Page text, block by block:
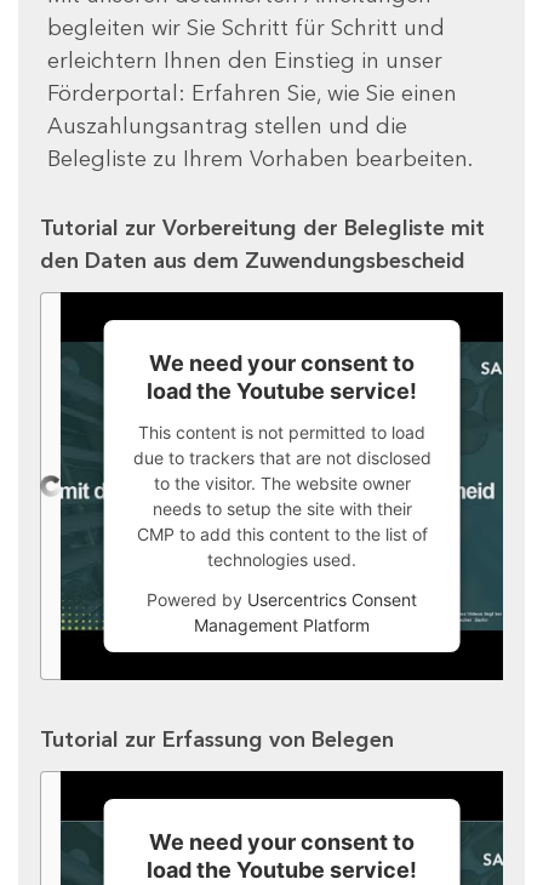
begleiten wir Sie Schritt für Schritt und
erleichtern Ihnen den Einstieg in unser
Förderportal: Erfahren Sie, wie Sie einen
Auszahlungsantrag stellen und die
Belegliste zu Ihrem Vorhaben bearbeiten.
Tutorial zur Vorbereitung der Belegliste mit
den Daten aus dem Zuwendungsbescheid
We need your consent to
load the Youtube service!
This content is not permitted to load
due to trackers that are not disclosed
to the visitor. The website owner
needs to setup the site with their
CMP to add this content to the list of
technologies used.
Powered by Usercentrics Consent
Management Platform
Tutorial zur Erfassung von Belegen
We need your consent to
load the Youtube service!